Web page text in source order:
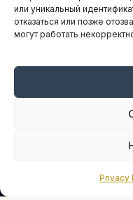
или уникальный
отказаться или позже
могут работать
Privacy
НАВИГАЦИЯ
Оплата онлайн